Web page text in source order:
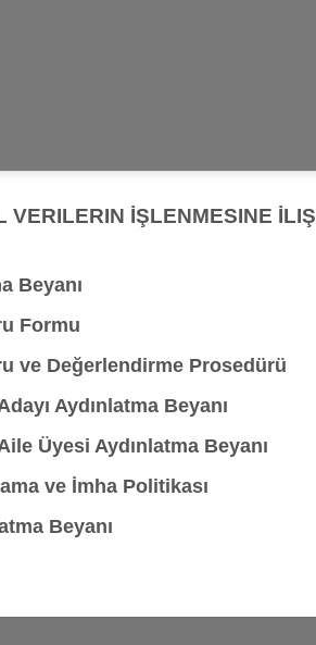
VERILERIN İŞLENMESINE
Beyanı
Formu
ve Değerlendirme Prosedürü
Aydınlatma Beyanı
Üyesi Aydınlatma Beyanı
ve İmha Politikası
Beyanı